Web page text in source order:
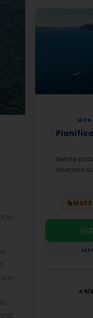
Niente
itinerario
4.9/5